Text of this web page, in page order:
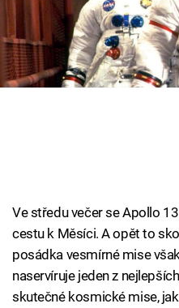
Cool Esport
Pořady
Sledujte nás
Ve středu večer se Apollo
cestu k Měsíci. A opět to
posádka vesmírné mise
naservíruje jeden z
skutečné kosmické mise,